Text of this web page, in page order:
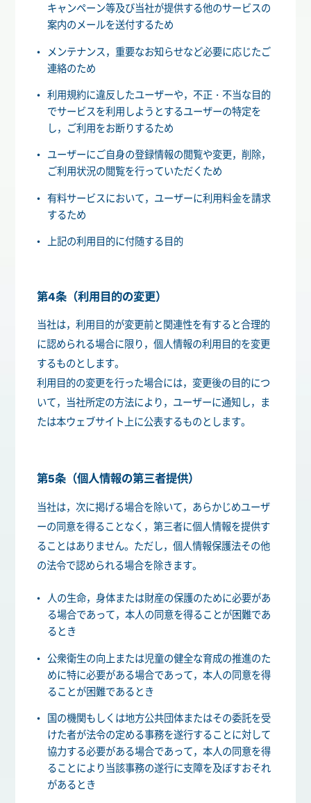
キャンペーン等及び当社が提供する他のサービスの
案内のメールを送付するため
メンテナンス，重要なお知らせなど必要に応じたご
連絡のため
利用規約に違反したユーザーや，不正・不当な目的
でサービスを利用しようとするユーザーの特定を
し，ご利用をお断りするため
ユーザーにご自身の登録情報の閲覧や変更，削除，
ご利用状況の閲覧を行っていただくため
有料サービスにおいて，ユーザーに利用料金を請求
するため
上記の利用目的に付随する目的
第4条（利用目的の変更）
当社は，利用目的が変更前と関連性を有すると合理的
に認められる場合に限り，個人情報の利用目的を変更
するものとします。
利用目的の変更を行った場合には，変更後の目的につ
いて，当社所定の方法により，ユーザーに通知し，ま
たは本ウェブサイト上に公表するものとします。
第5条（個人情報の第三者提供）
当社は，次に掲げる場合を除いて，あらかじめユーザ
ーの同意を得ることなく，第三者に個人情報を提供す
ることはありません。ただし，個人情報保護法その他
の法令で認められる場合を除きます。
人の生命，身体または財産の保護のために必要があ
る場合であって，本人の同意を得ることが困難であ
るとき
公衆衛生の向上または児童の健全な育成の推進のた
めに特に必要がある場合であって，本人の同意を得
ることが困難であるとき
国の機関もしくは地方公共団体またはその委託を受
けた者が法令の定める事務を遂行することに対して
協力する必要がある場合であって，本人の同意を得
ることにより当該事務の遂行に支障を及ぼすおそれ
があるとき